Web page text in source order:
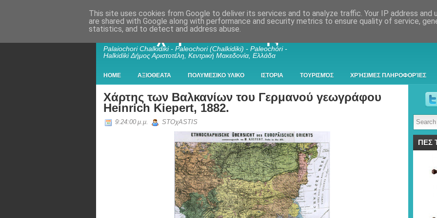
Παλαιοχώρι Χαλκιδικής
Palaiochori Chalkidiki - Paleochori (Chalkidiki) - Paleochóri -
Halkidiki Δήμος Αριστοτέλη, Κεντρική Μακεδονία, Ελλάδα
HOME ΑΞΙΟΘΕΑΤΑ ΠΟΛΥΜΕΣΙΚΟ ΥΛΙΚΟ ΙΣΤΟΡΙΑ ΤΟΥΡΙΣΜΌΣ ΧΡΉΣΙΜΕΣ ΠΛΗΡΟΦΟΡΊΕΣ
Χάρτης των Βαλκανίων του Γερμανού γεωγράφου
Heinrich Kiepert, 1882.
9:24:00 μ.μ. STOχASTIS
ΠΕΣ
This site uses cookies from Google to deliver its services and to analyze traffic. Your IP address and
are shared with Google along with performance and security metrics to ensure quality of service,
statistics, and to detect and address abuse.